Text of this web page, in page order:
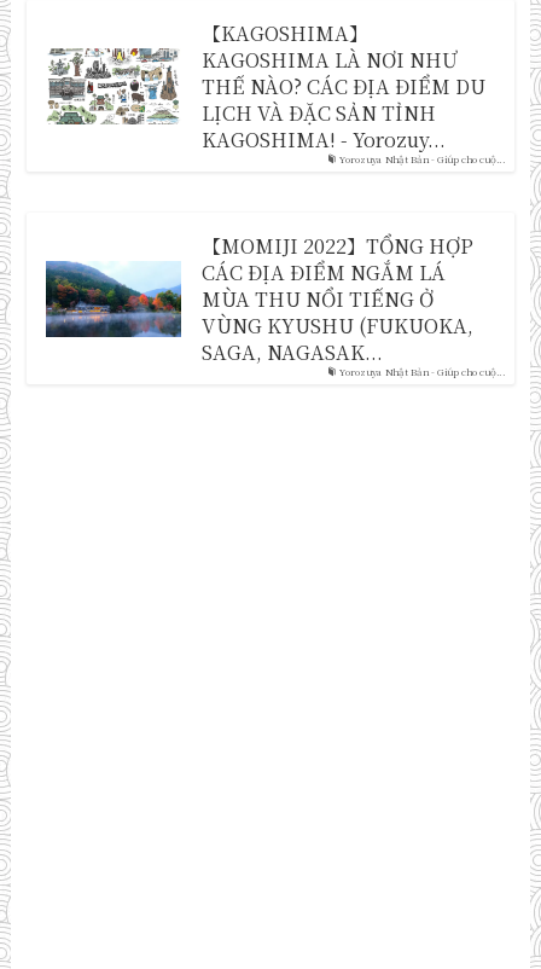
Yorozuya Nhật Bản - Giúp cho cuộ...
【KAGOSHIMA】
KAGOSHIMA LÀ NƠI NHƯ
THẾ NÀO? CÁC ĐỊA ĐIỂM DU
LỊCH VÀ ĐẶC SẢN TỈNH
KAGOSHIMA! - Yorozuy...
Yorozuya Nhật Bản - Giúp cho cuộ...
【MOMIJI 2022】TỔNG HỢP
CÁC ĐỊA ĐIỂM NGẮM LÁ
MÙA THU NỔI TIẾNG Ở
VÙNG KYUSHU (FUKUOKA,
SAGA, NAGASAK...